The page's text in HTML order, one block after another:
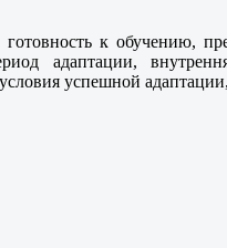
готовность к обучению,
адаптации,
успешной